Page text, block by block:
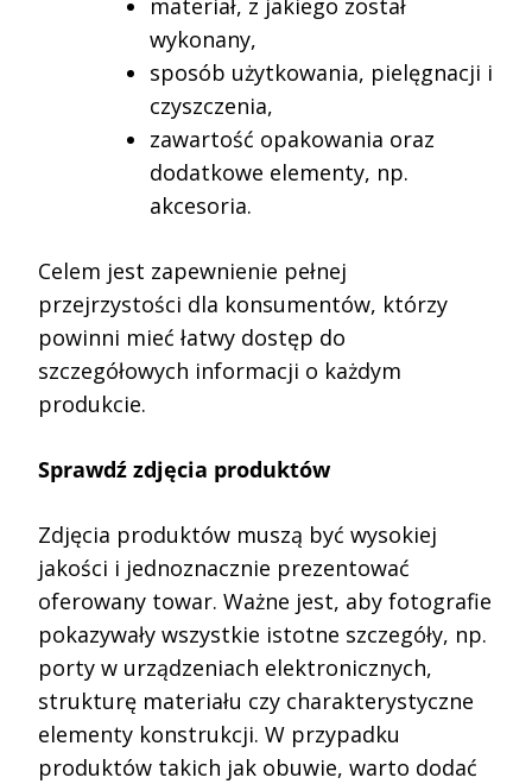
materiał, z jakiego został
wykonany,
sposób użytkowania, pielęgnacji i
czyszczenia,
zawartość opakowania oraz
dodatkowe elementy, np.
akcesoria.
Celem jest zapewnienie pełnej
przejrzystości dla konsumentów, którzy
powinni mieć łatwy dostęp do
szczegółowych informacji o każdym
produkcie.
Sprawdź zdjęcia produktów
Zdjęcia produktów muszą być wysokiej
jakości i jednoznacznie prezentować
oferowany towar. Ważne jest, aby fotografie
pokazywały wszystkie istotne szczegóły, np.
porty w urządzeniach elektronicznych,
strukturę materiału czy charakterystyczne
elementy konstrukcji. W przypadku
produktów takich jak obuwie, warto dodać